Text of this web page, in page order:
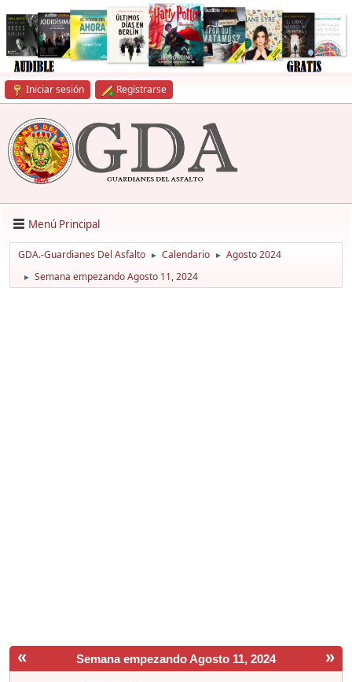
Iniciar sesión Registrarse
Menú Principal
GDA.-Guardianes Del Asfalto ► Calendario ► Agosto 2024
► Semana empezando Agosto 11, 2024
« »
Semana empezando Agosto 11, 2024